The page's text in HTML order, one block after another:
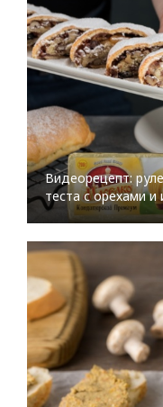
Видеорецепт:
теста с орехами